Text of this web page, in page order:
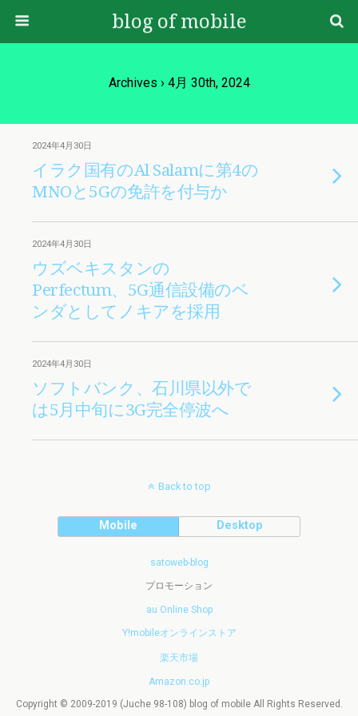
blog of mobile
Archives › 4月 30th, 2024
2024年4月30日
イラク国有のAl Salamに第4の
MNOと5Gの免許を付与か
2024年4月30日
ウズベキスタンの
Perfectum、5G通信設備のベ
ンダとしてノキアを採用
2024年4月30日
ソフトバンク、石川県以外で
は5月中旬に3G完全停波へ
Back to top
Mobile Desktop
satoweb-blog
プロモーション
au Online Shop
Y!mobileオンラインストア
楽天市場
Amazon.co.jp
Copyright © 2009-2019 (Juche 98-108) blog of mobile All Rights Reserved.